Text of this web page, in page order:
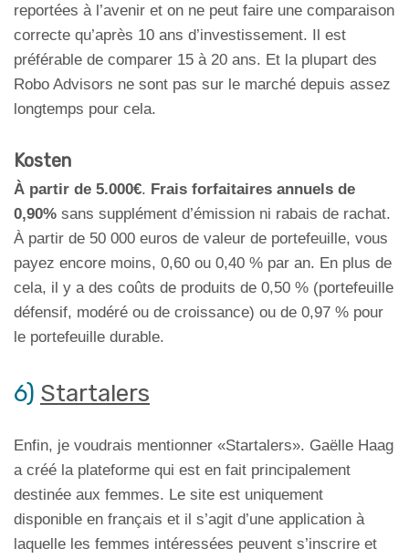
reportées à l’avenir et on ne peut faire une comparaison
correcte qu’après 10 ans d’investissement. Il est
préférable de comparer 15 à 20 ans. Et la plupart des
Robo Advisors ne sont pas sur le marché depuis assez
longtemps pour cela.
Kosten
À partir de 5.000€. Frais forfaitaires annuels de
0,90% sans supplément d’émission ni rabais de rachat.
À partir de 50 000 euros de valeur de portefeuille, vous
payez encore moins, 0,60 ou 0,40 % par an. En plus de
cela, il y a des coûts de produits de 0,50 % (portefeuille
défensif, modéré ou de croissance) ou de 0,97 % pour
le portefeuille durable.
6) Startalers
Enfin, je voudrais mentionner «Startalers». Gaëlle Haag
a créé la plateforme qui est en fait principalement
destinée aux femmes. Le site est uniquement
disponible en français et il s’agit d’une application à
laquelle les femmes intéressées peuvent s’inscrire et